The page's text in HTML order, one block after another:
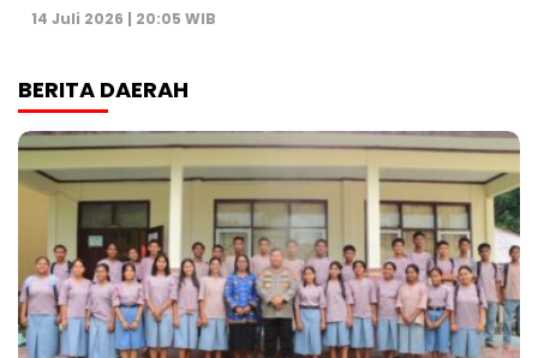
14 Juli 2026 | 20:05 WIB
BERITA DAERAH